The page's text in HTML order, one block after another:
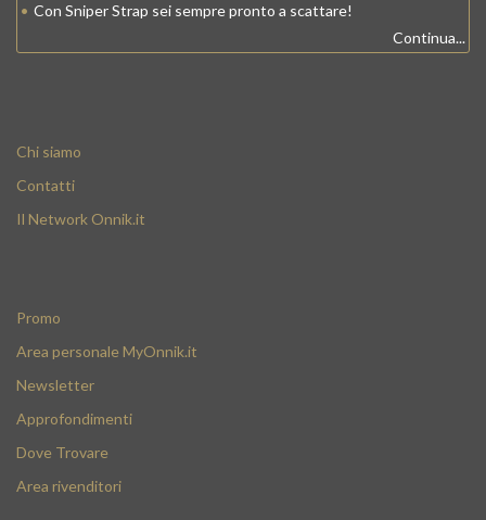
• Con Sniper Strap sei sempre pronto a scattare!
Continua...
Chi siamo
Contatti
Il Network Onnik.it
Promo
Area personale MyOnnik.it
Newsletter
Approfondimenti
Dove Trovare
Area rivenditori